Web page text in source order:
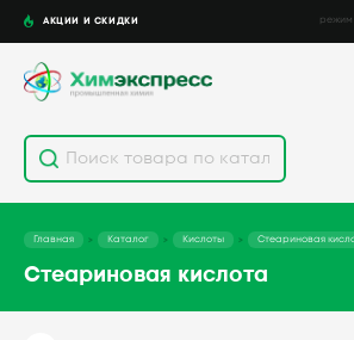
АКЦИИ И СКИДКИ режим
Главная Каталог Кислоты Стеариновая
Стеариновая кислота